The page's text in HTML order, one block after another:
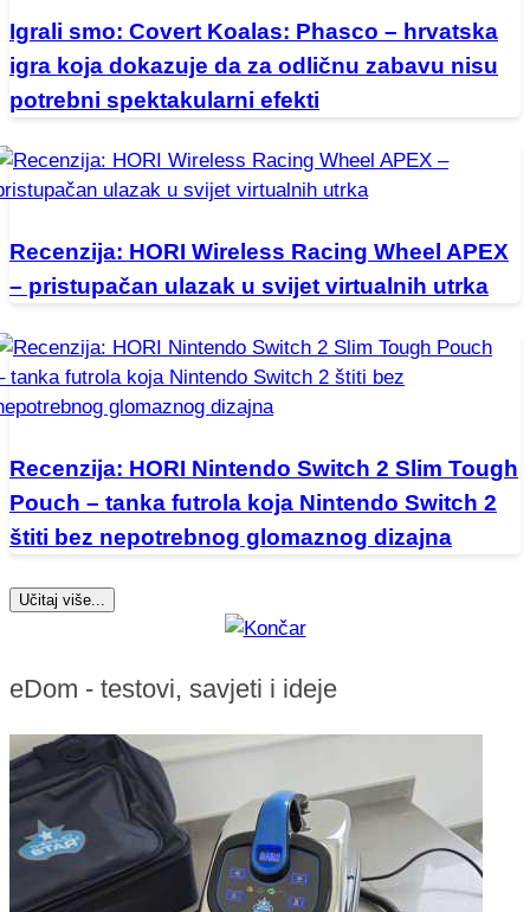
Igrali smo: Covert Koalas: Phasco – hrvatska
igra koja dokazuje da za odličnu zabavu nisu
potrebni spektakularni efekti
Recenzija: HORI Wireless Racing Wheel APEX
– pristupačan ulazak u svijet virtualnih utrka
Recenzija: HORI Nintendo Switch 2 Slim Tough
Pouch – tanka futrola koja Nintendo Switch 2
štiti bez nepotrebnog glomaznog dizajna
Učitaj više...
eDom - testovi, savjeti i ideje